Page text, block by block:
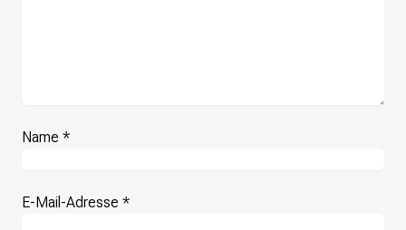
Name *
E-Mail-Adresse *